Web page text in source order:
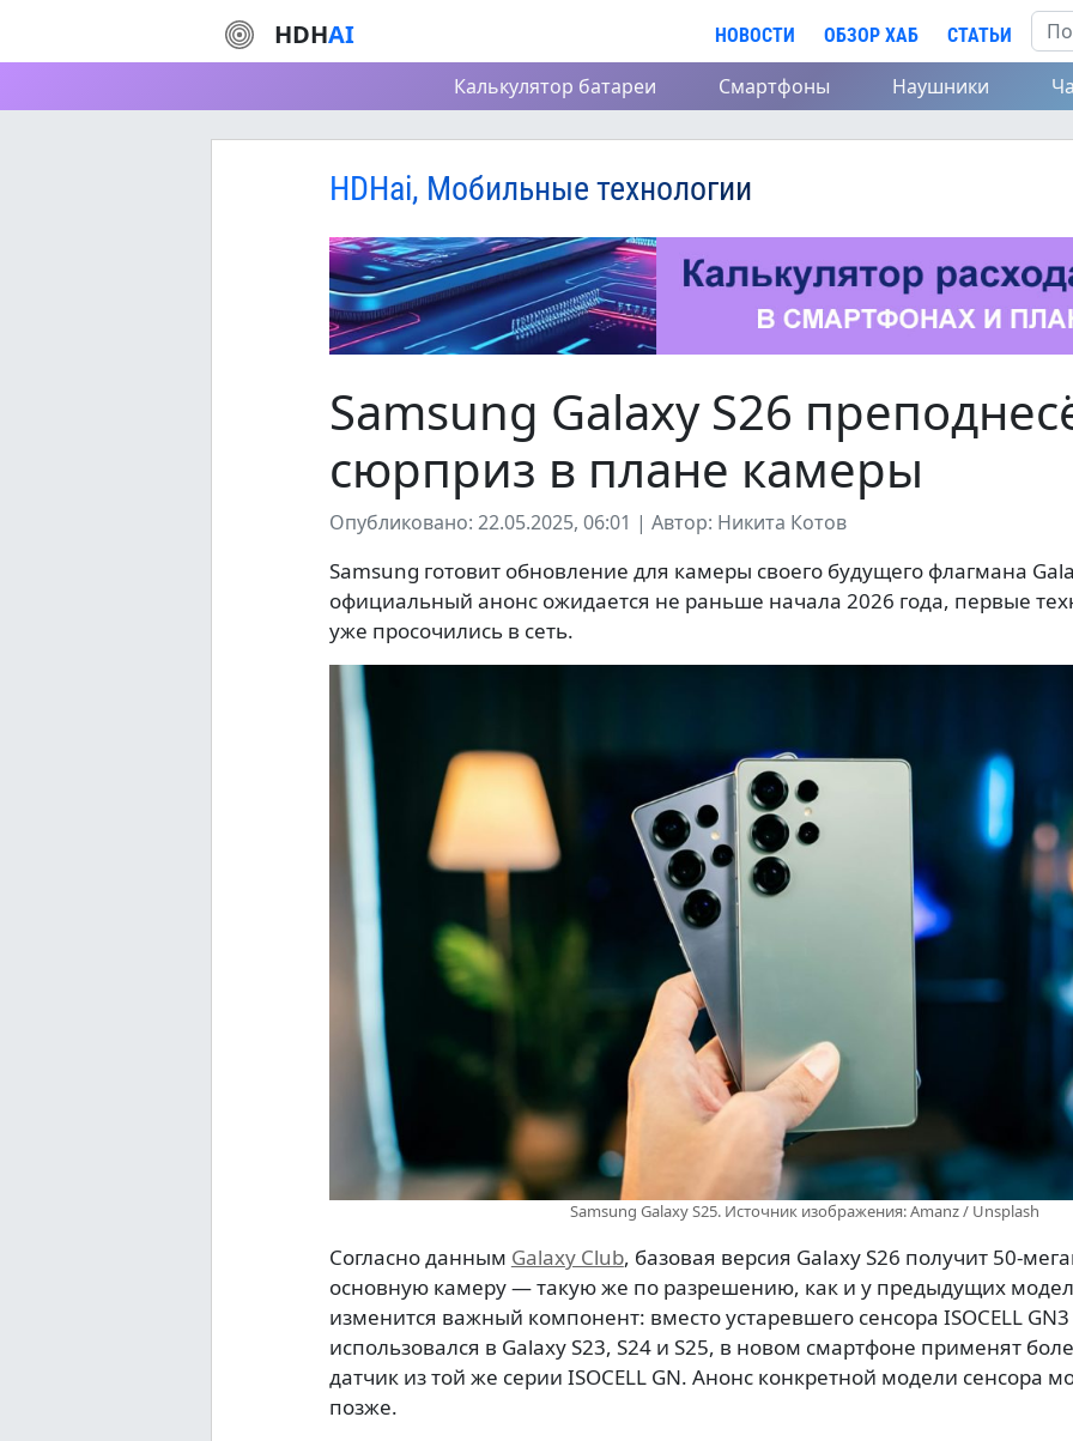
HDHAI НОВОСТИ ОБЗОР ХАБ СТАТЬИ
Калькулятор батареи Смартфоны Наушники
HDHai, Мобильные технологии
Samsung Galaxy S26
сюрприз в плане камеры
Опубликовано: 22.05.2025, 06:01 | Автор: Никита Котов
Samsung готовит обновление для камеры своего будущего флагмана
официальный анонс ожидается не раньше начала 2026 года, первые
уже просочились в сеть.
Samsung Galaxy S25. Источник изображения: Amanz / Unsplash
Согласно данным Galaxy Club, базовая версия Galaxy S26 получит 50-
основную камеру — такую же по разрешению, как и у предыдущих
изменится важный компонент: вместо устаревшего сенсора ISOCELL
использовался в Galaxy S23, S24 и S25, в новом смартфоне применят
датчик из той же серии ISOCELL GN. Анонс конкретной модели сенсора
позже.